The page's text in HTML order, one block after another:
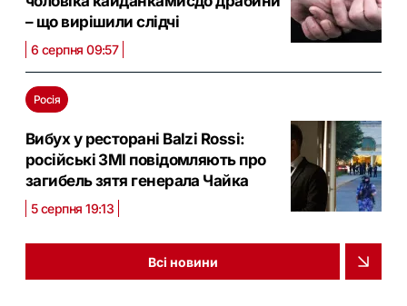
– що вирішили слідчі
6 серпня 09:57
Росія
Вибух у ресторані Balzi Rossi:
російські ЗМІ повідомляють про
загибель зятя генерала Чайка
5 серпня 19:13
Всі новини